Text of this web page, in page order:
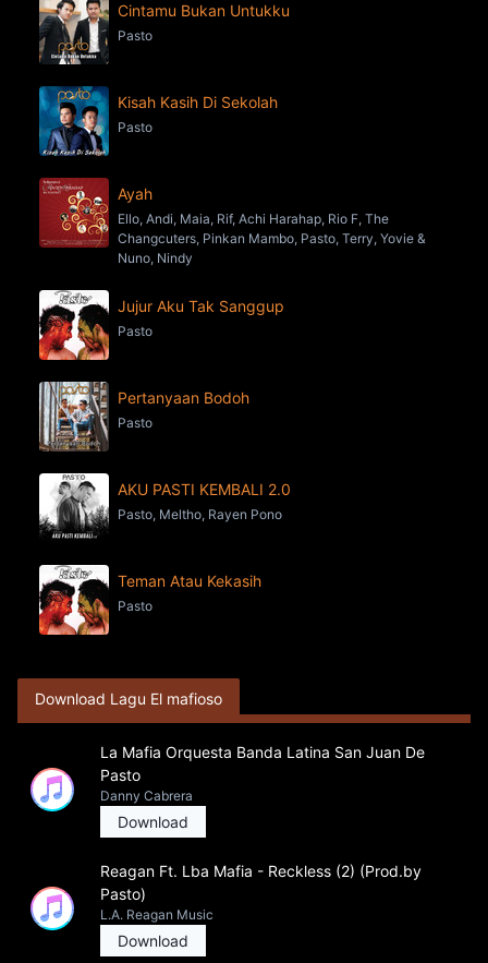
Cintamu Bukan Untukku
Pasto
Kisah Kasih Di Sekolah
Pasto
Ayah
Ello, Andi, Maia, Rif, Achi Harahap, Rio F, The
Changcuters, Pinkan Mambo, Pasto, Terry, Yovie &
Nuno, Nindy
Jujur Aku Tak Sanggup
Pasto
Pertanyaan Bodoh
Pasto
AKU PASTI KEMBALI 2.0
Pasto, Meltho, Rayen Pono
Teman Atau Kekasih
Pasto
Download Lagu El mafioso
La Mafia Orquesta Banda Latina San Juan De
Pasto
Danny Cabrera
Download
Reagan Ft. Lba Mafia - Reckless (2) (Prod.by
Pasto)
L.A. Reagan Music
Download